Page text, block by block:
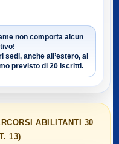
non comporta alcun
sedi, anche all’estero, al
previsto di 20 iscritti.
ABILITANTI 30
13)